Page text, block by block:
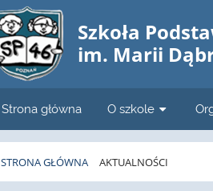
Szkoła
im. Marii
Strona główna O szkole
STRONA GŁÓWNA AKTUALNOŚCI